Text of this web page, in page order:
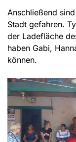
Anschließend
Stadt gefahren.
der Ladefläche
haben Gabi,
können.